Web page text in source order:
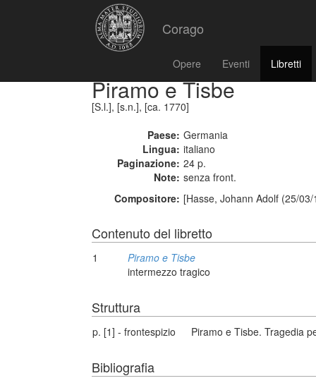
Corago
Opere Eventi Libretti
Piramo e Tisbe
[S.l.], [s.n.], [ca. 1770]
Paese: Germania
Lingua: italiano
Paginazione: 24 p.
Note: senza front.
Compositore: [Hasse, Johann Adolf (25/
Contenuto del libretto
1
Piramo e Tisbe
intermezzo tragico
Struttura
p. [1] - frontespizio Piramo e Tisbe. Tragedia
Bibliografia